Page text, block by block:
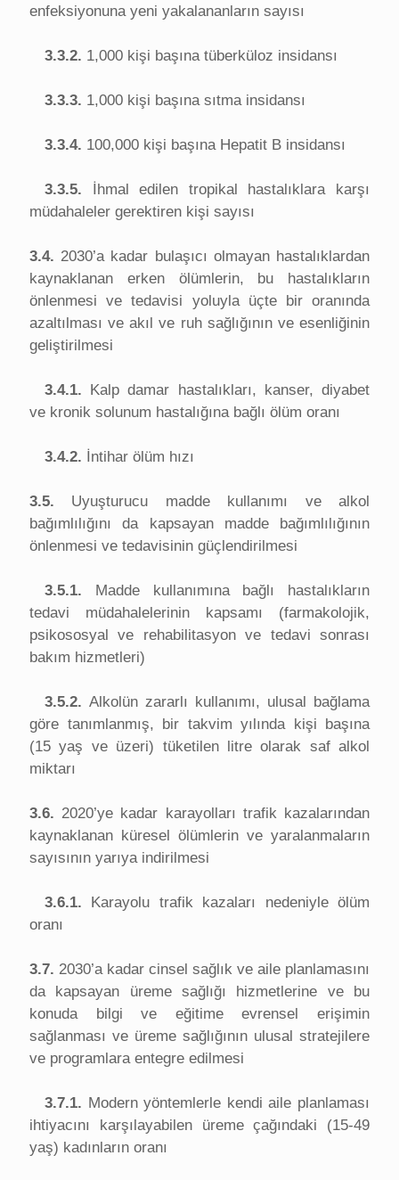
enfeksiyonuna yeni yakalananların sayısı
3.3.2. 1,000 kişi başına tüberküloz insidansı
3.3.3. 1,000 kişi başına sıtma insidansı
3.3.4. 100,000 kişi başına Hepatit B insidansı
3.3.5. İhmal edilen tropikal hastalıklara karşı
müdahaleler gerektiren kişi sayısı
3.4. 2030’a kadar bulaşıcı olmayan hastalıklardan
kaynaklanan erken ölümlerin, bu hastalıkların
önlenmesi ve tedavisi yoluyla üçte bir oranında
azaltılması ve akıl ve ruh sağlığının ve esenliğinin
geliştirilmesi
3.4.1. Kalp damar hastalıkları, kanser, diyabet
ve kronik solunum hastalığına bağlı ölüm oranı
3.4.2. İntihar ölüm hızı
3.5. Uyuşturucu madde kullanımı ve alkol
bağımlılığını da kapsayan madde bağımlılığının
önlenmesi ve tedavisinin güçlendirilmesi
3.5.1. Madde kullanımına bağlı hastalıkların
tedavi müdahalelerinin kapsamı (farmakolojik,
psikososyal ve rehabilitasyon ve tedavi sonrası
bakım hizmetleri)
3.5.2. Alkolün zararlı kullanımı, ulusal bağlama
göre tanımlanmış, bir takvim yılında kişi başına
(15 yaş ve üzeri) tüketilen litre olarak saf alkol
miktarı
3.6. 2020’ye kadar karayolları trafik kazalarından
kaynaklanan küresel ölümlerin ve yaralanmaların
sayısının yarıya indirilmesi
3.6.1. Karayolu trafik kazaları nedeniyle ölüm
oranı
3.7. 2030’a kadar cinsel sağlık ve aile planlamasını
da kapsayan üreme sağlığı hizmetlerine ve bu
konuda bilgi ve eğitime evrensel erişimin
sağlanması ve üreme sağlığının ulusal stratejilere
ve programlara entegre edilmesi
3.7.1. Modern yöntemlerle kendi aile planlaması
ihtiyacını karşılayabilen üreme çağındaki (15-49
yaş) kadınların oranı